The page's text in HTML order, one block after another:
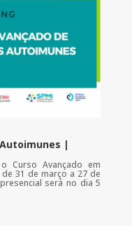
|
Curso Avançado em
31 de março a 27 de
será no dia 5